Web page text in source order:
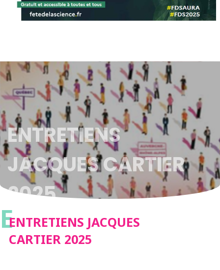
ENTRETIENS
JACQUES CARTIER
2025
EENTRETIENS JACQUES
CARTIER 2025